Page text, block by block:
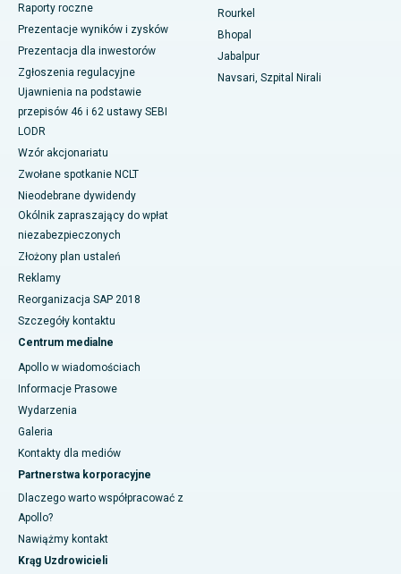
Najlepszy szpital onkologiczny dla kobiet w południowym Delhi
Raporty roczne
Prezentacje wyników i zysków
Prezentacja dla inwestorów
Zgłoszenia regulacyjne
Ujawnienia na podstawie
przepisów 46 i 62 ustawy SEBI
LODR
Wzór akcjonariatu
Zwołane spotkanie NCLT
Nieodebrane dywidendy
Okólnik zapraszający do wpłat
niezabezpieczonych
Złożony plan ustaleń
Reklamy
Reorganizacja SAP 2018
Szczegóły kontaktu
Centrum medialne
Apollo w wiadomościach
Informacje Prasowe
Wydarzenia
Galeria
Kontakty dla mediów
Partnerstwa korporacyjne
Dlaczego warto współpracować z
Apollo?
Nawiążmy kontakt
Krąg Uzdrowicieli
Rourkel
Bhopal
Jabalpur
Navsari, Szpital Nirali